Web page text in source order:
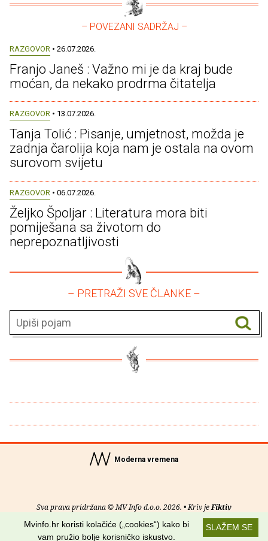
– POVEZANI SADRŽAJ –
RAZGOVOR • 26.07.2026.
Franjo Janeš : Važno mi je da kraj bude
moćan, da nekako prodrma čitatelja
RAZGOVOR • 13.07.2026.
Tanja Tolić : Pisanje, umjetnost, možda je
zadnja čarolija koja nam je ostala na ovom
surovom svijetu
RAZGOVOR • 06.07.2026.
Željko Špoljar : Literatura mora biti
pomiješana sa životom do
neprepoznatljivosti
– PRETRAŽI SVE ČLANKE –
Moderna vremena
Sva prava pridržana © MV Info d.o.o. 2026. • Kriv jeFiktiv
O nama• Pomoć• Uvjeti korištenja•RSS kanaliSLAŽEM SE
Mvinfo.hr koristi kolačiće („cookies“) kako bi
vam pružio bolje korisničko iskustvo.